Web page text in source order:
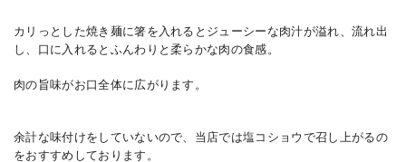
カリっとした焼き麺に箸を入れるとジューシーな肉汁が溢れ、流れ出
し、口に入れるとふんわりと柔らかな肉の食感。
肉の旨味がお口全体に広がります。
余計な味付けをしていないので、当店では塩コショウで召し上がるの
をおすすめしております。